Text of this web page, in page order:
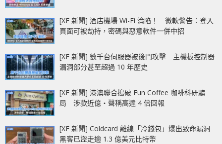
[XF 新聞] 酒店機場 Wi-Fi 淪陷！ 微軟警告：登入
頁面可被劫持，密碼與惡意軟件一併中招
[XF 新聞] 數千台伺服器被後門攻擊 主機板控制器
漏洞部分甚至超過 10 年歷史
[XF 新聞] 港澳聯合搗破 Fun Coffee 咖啡科研騙
局 涉款近億‧聲稱高達 4 倍回報
[XF 新聞] Coldcard 離線「冷錢包」爆出致命漏洞
黑客已盜走逾 1.3 億美元比特幣